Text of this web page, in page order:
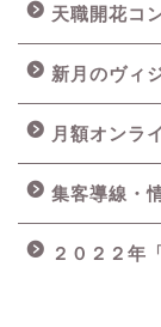
天職開花コ
新月のヴィ
月額オンラ
集客導線・
２０２２年